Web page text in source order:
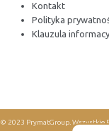
Kontakt
Polityka
Klauzula
© 2023 PrymatGroup. Wszystkie